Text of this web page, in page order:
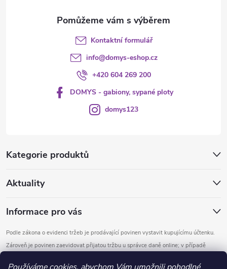
Kategorie produktů
Aktuality
Informace pro vás
Podle zákona o evidenci tržeb je prodávající povinen vystavit kupujícímu účtenku.
Zároveň je povinen zaevidovat přijatou tržbu u správce daně online; v případě
Kontaktní formulář
info@domys-eshop.cz
+420 604 269 200
DOMYS - gabiony, sypané ploty
domys123